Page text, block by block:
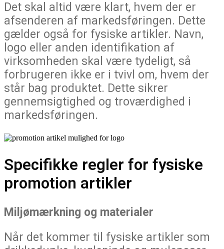
Det skal altid være klart, hvem der er
afsenderen af markedsføringen. Dette
gælder også for fysiske artikler. Navn,
logo eller anden identifikation af
virksomheden skal være tydeligt, så
forbrugeren ikke er i tvivl om, hvem der
står bag produktet. Dette sikrer
gennemsigtighed og troværdighed i
markedsføringen.
Specifikke regler for fysiske
promotion artikler
Miljømærkning og materialer
Når det kommer til fysiske artikler som